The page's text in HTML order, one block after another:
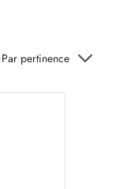
Par pertinence